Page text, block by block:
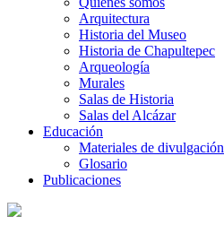
Arquitectura
Historia del Museo
Historia de Chapultepec
Arqueología
Murales
Salas de Historia
Salas del Alcázar
Educación
Materiales de divulgación
Glosario
Publicaciones